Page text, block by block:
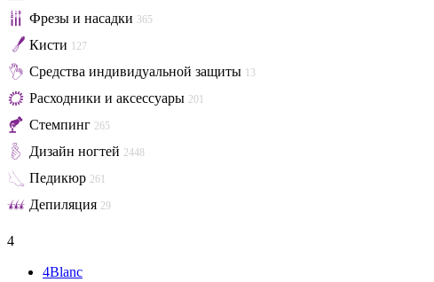
Фрезы и насадки 365
Кисти 127
Средства индивидуальной защиты 13
Расходники и аксессуары 201
Стемпинг 265
Дизайн ногтей 2448
Педикюр 261
Депиляция 29
4
4Blanc